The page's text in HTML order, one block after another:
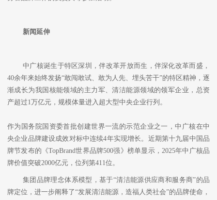
新闻延伸
中广核诞生于特区深圳，伴改革开放而生，伴深化改革而盛，
40余年来始终发扬“敢闯敢试、敢为人先、埋头苦干”的特区精神，逐
渐成长为我国核能领域的主力军、清洁能源领域的领军企业，总资
产超过1万亿元，规模体量进入超大型中央企业行列。
作为国务院国资委首批创建世界一流的示范企业之一，中广核在中
央企业品牌建设成效对标中连续4年实现增长。近期第十九届中国品
牌节发布的《TopBrand世界品牌500强》榜单显示，2025年中广核品
牌价值突破2000亿元，位列第411位。
集团品牌理念体系模型，基于“清洁能源供应商和服务商”的品
牌定位，进一步阐释了“发展清洁能源，造福人类社会”的品牌使命，